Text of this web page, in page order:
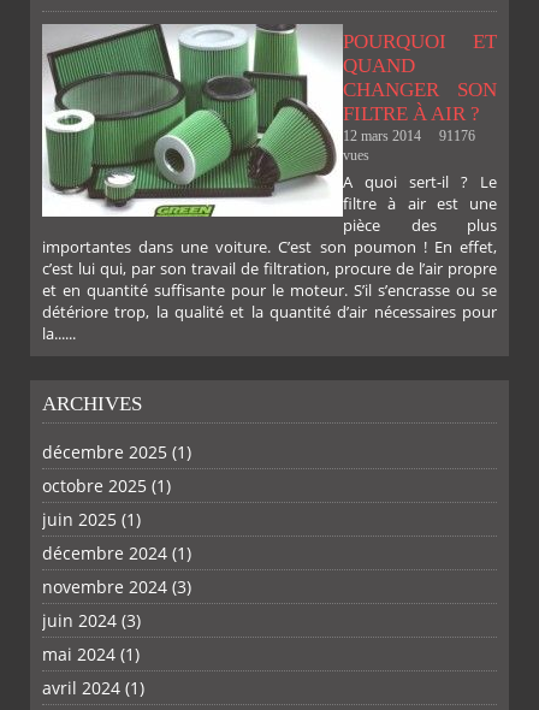
PLUS
POURQUOI ET
QUAND
CHANGER SON
FILTRE À AIR ?
12 mars 2014
91176
vues
A quoi sert-il ? Le
filtre à air est une
pièce des plus
importantes dans une voiture. C’est son poumon ! En effet,
c’est lui qui, par son travail de filtration, procure de l’air propre
et en quantité suffisante pour le moteur. S’il s’encrasse ou se
détériore trop, la qualité et la quantité d’air nécessaires pour
la......
ARCHIVES
décembre 2025 (1)
octobre 2025 (1)
juin 2025 (1)
décembre 2024 (1)
novembre 2024 (3)
juin 2024 (3)
mai 2024 (1)
avril 2024 (1)